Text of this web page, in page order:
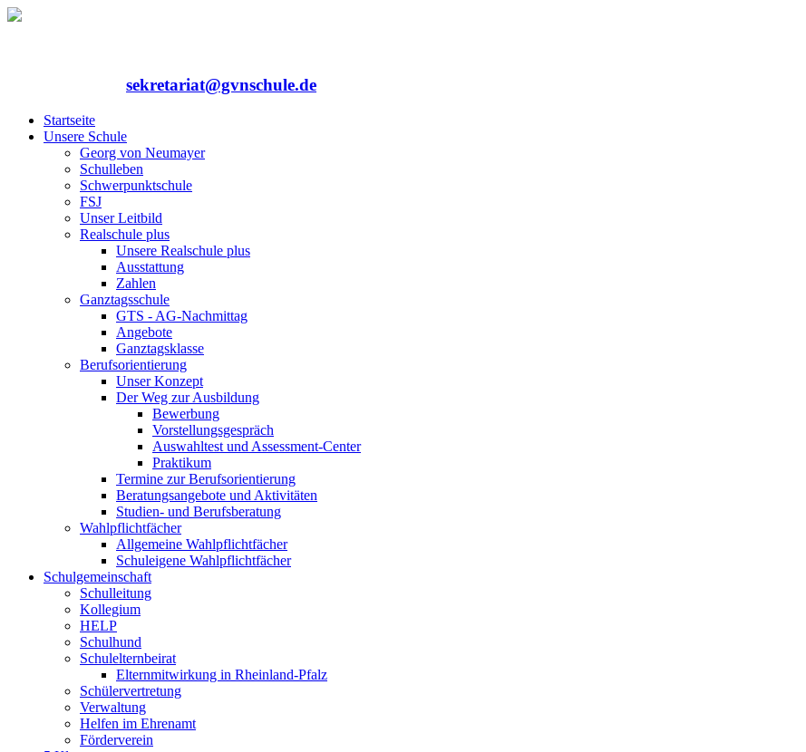
sekretariat@gvnschule.de
Startseite
Unsere Schule
Georg von Neumayer
Schulleben
Schwerpunktschule
FSJ
Unser Leitbild
Realschule plus
Unsere Realschule plus
Ausstattung
Zahlen
Ganztagsschule
GTS - AG-Nachmittag
Angebote
Ganztagsklasse
Berufsorientierung
Unser Konzept
Der Weg zur Ausbildung
Bewerbung
Vorstellungsgespräch
Auswahltest und Assessment-Center
Praktikum
Termine zur Berufsorientierung
Beratungsangebote und Aktivitäten
Studien- und Berufsberatung
Wahlpflichtfächer
Allgemeine Wahlpflichtfächer
Schuleigene Wahlpflichtfächer
Schulgemeinschaft
Schulleitung
Kollegium
HELP
Schulhund
Schulelternbeirat
Elternmitwirkung in Rheinland-Pfalz
Schülervertretung
Verwaltung
Helfen im Ehrenamt
Förderverein